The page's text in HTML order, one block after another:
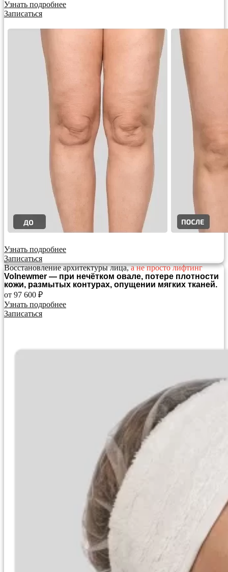
Узнать подробнее
Записаться
Узнать подробнее
Записаться
Восстановление архитектуры лица,а не просто лифтинг
Volnewmer — при нечётком овале, потере плотности
кожи, размытых контурах, опущении мягких тканей.
от 97 600 ₽
Узнать подробнее
Записаться